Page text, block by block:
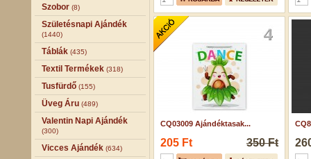
Szobor (8)
Születésnapi Ajándék
(1440)
Táblák (435)
Textil Termékek (318)
Tusfürdő (155)
Üveg Áru (489)
Valentin Napi Ajándék
(300)
Vicces Ajándék (634)
CQ03009 Ajándéktasak...
205 Ft 350 Ft